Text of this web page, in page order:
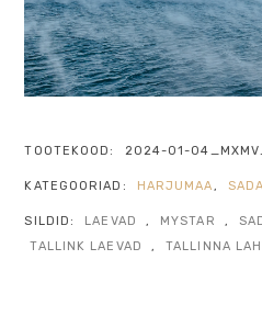
TOOTEKOOD: 2024-01-
KATEGOORIAD: HARJUMAA,
SILDID: LAEVAD , MYSTAR ,
TALLINK LAEVAD
, TALLINNA